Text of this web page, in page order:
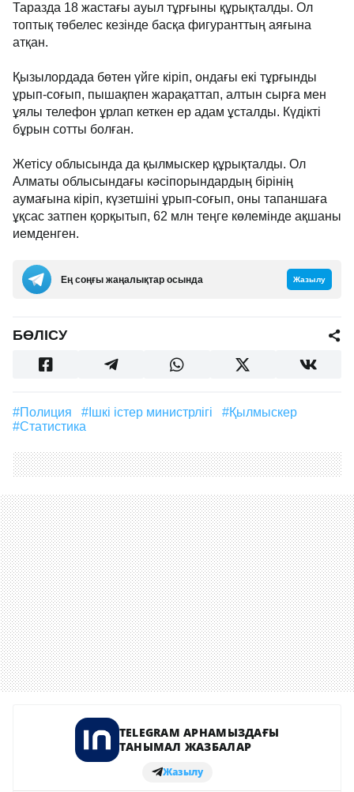
Таразда 18 жастағы ауыл тұрғыны құрықталды. Ол
топтық төбелес кезінде басқа фигуранттың аяғына
атқан.
Қызылордада бөтен үйге кіріп, ондағы екі тұрғынды
ұрып-соғып, пышақпен жарақаттап, алтын сырға мен
ұялы телефон ұрлап кеткен ер адам ұсталды. Күдікті
бұрын сотты болған.
Жетісу облысында да қылмыскер құрықталды. Ол
Алматы облысындағы кәсіпорындардың бірінің
аумағына кіріп, күзетшіні ұрып-соғып, оны тапаншаға
ұқсас затпен қорқытып, 62 млн теңге көлемінде ақшаны
иемденген.
Ең соңғы жаңалықтар осында Жазылу
БӨЛІСУ
#полиция #Ішкі істер министрлігі
#қылмыскер
#статистика